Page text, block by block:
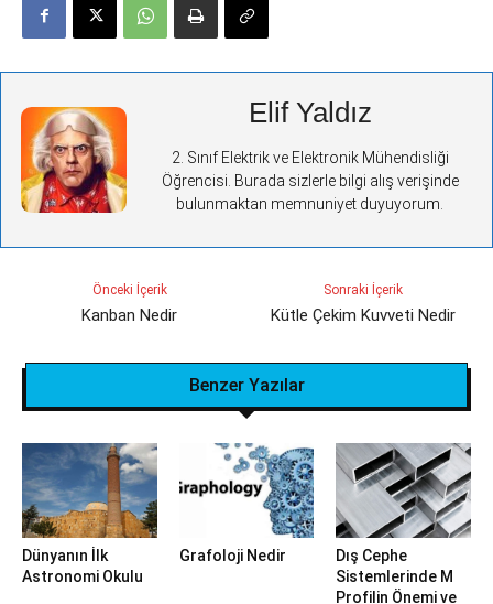
Elif Yaldız
2. Sınıf Elektrik ve Elektronik Mühendisliği
Öğrencisi. Burada sizlerle bilgi alış verişinde
bulunmaktan memnuniyet duyuyorum.
Önceki İçerik
Kanban Nedir
Sonraki İçerik
Kütle Çekim Kuvveti Nedir
Benzer Yazılar
Dünyanın İlk
Astronomi Okulu
Grafoloji Nedir
Dış Cephe
Sistemlerinde M
Profilin Önemi ve